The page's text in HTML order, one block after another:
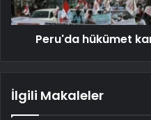
Peru'da hükümet
İlgili Makaleler